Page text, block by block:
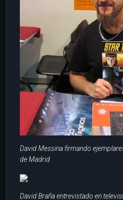
David Messina firmando
de Madrid
David Braña entrevistado en